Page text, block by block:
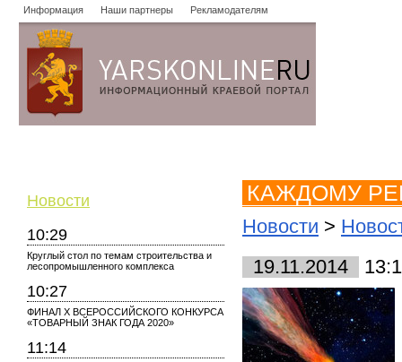
Информация Наши партнеры Рекламодателям
Новости
10:29
Круглый стол по темам строительства и
лесопромышленного комплекса
10:27
ФИНАЛ X ВСЕРОССИЙСКОГО КОНКУРСА
«ТОВАРНЫЙ ЗНАК ГОДА 2020»
11:14
КАЖДОМУ
Новости >
19.11.2014